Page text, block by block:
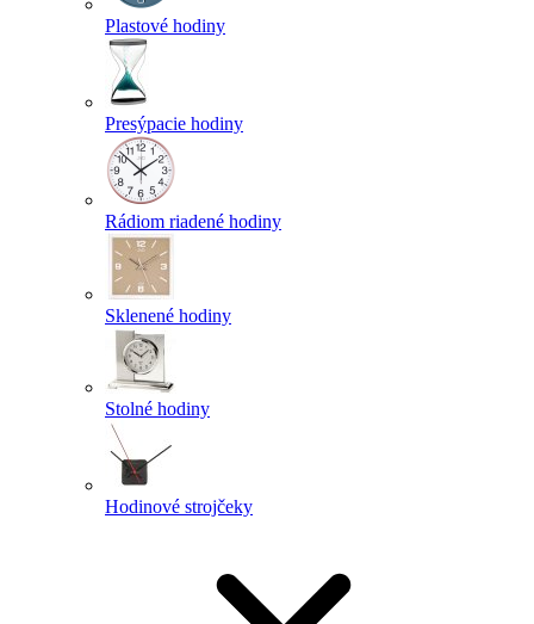
Plastové hodiny
Presýpacie hodiny
Rádiom riadené hodiny
Sklenené hodiny
Stolné hodiny
Hodinové strojčeky